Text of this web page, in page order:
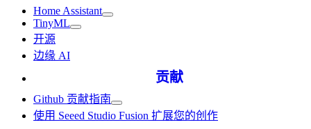
Home Assistant
TinyML
开源
边缘 AI
贡献
Github 贡献指南
使用 Seeed Studio Fusion 扩展您的创作